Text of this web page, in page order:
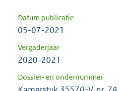
Datum publicatie
05-07-2021
Vergaderjaar
2020-2021
Dossier- en ondernummer